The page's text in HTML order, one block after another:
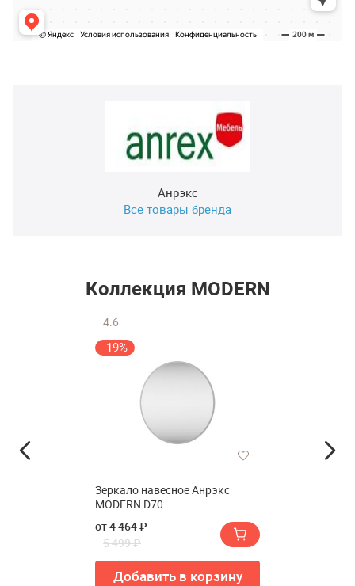
Анрэкс
Все товары бренда
Коллекция MODERN
4.6
-19%
Зеркало навесное Анрэкс
MODERN D70
от 4 464 ₽
5 499 ₽
Добавить в корзину